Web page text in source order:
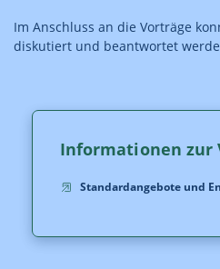
Im Anschluss an die Vorträge
diskutiert und beantwortet
Informationen zur
Standardangebote und